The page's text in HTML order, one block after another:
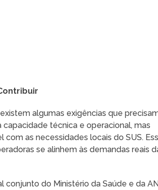
algumas exigências que
técnica e operacional, mas
as necessidades locais do SUS.
se alinhem às demandas reais
do Ministério da Saúde e da